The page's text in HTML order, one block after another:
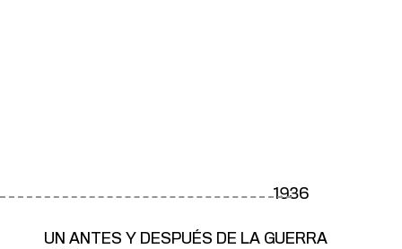
UN ANTES Y DESPUÉS DE LA GUERRA
1936